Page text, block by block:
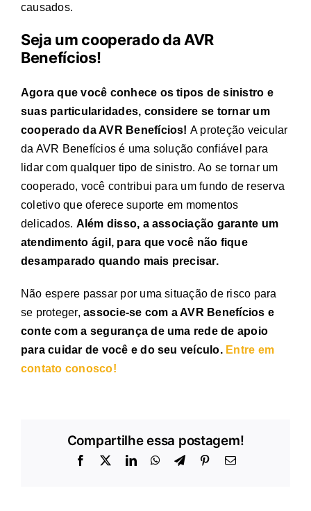
causados.
Seja um cooperado da AVR
Benefícios!
Agora que você conhece ostipos de sinistro e
suas particularidades, considere se tornar um
cooperado da AVR Benefícios! A proteção veicular
da AVR Benefícios é uma solução confiável para
lidar com qualquer tipo de sinistro. Ao se tornar um
cooperado, você contribui para um fundo de reserva
coletivo que oferece suporte em momentos
delicados. Além disso, a associação garante um
atendimento ágil, para que você não fique
desamparado quando mais precisar.
Não espere passar por uma situação de risco para
se proteger,associe-se com a AVR Benefícios e
conte com a segurança de uma rede de apoio
para cuidar de você e do seu veículo. Entre em
contato conosco!
Compartilhe essa postagem!
Facebook LinkedInWhatsApp
TelegramPinterest
E-